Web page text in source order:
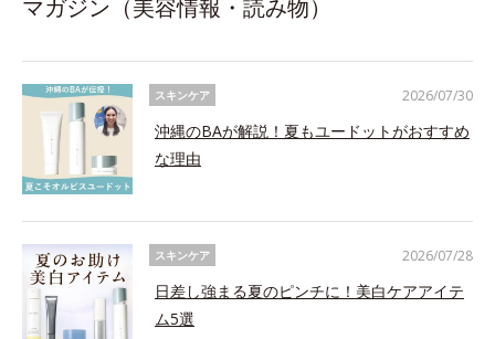
マガジン（美容情報・読み物）
スキンケア
沖縄のBAが解説！夏もユードットがおすすめ
な理由
2026/07/30
スキンケア
日差し強まる夏のピンチに！美白ケアアイテ
ム5選
2026/07/28